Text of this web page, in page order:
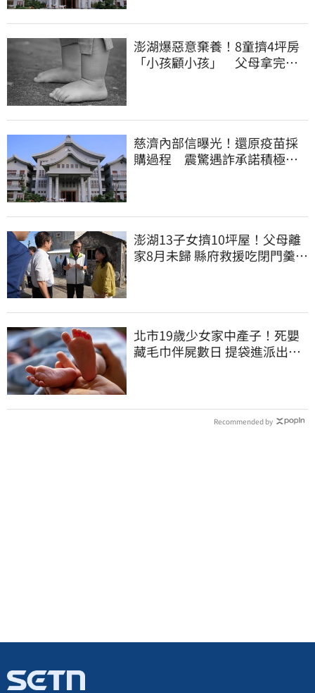
澎湖爆惡意棄養！8童擠4坪房
「小孩顧小孩」 父母拿完補
慈濟內部信曝光！還原疫苗採
購過程 震驚遇詐承諾積極追
澎湖13子女擠10坪屋！父母離
家8月未歸 縣府救援吃閉門羹原
北市19歲少女家中產子！死嬰
藏毛巾伴屍數日 提袋進派出所
Recommended by